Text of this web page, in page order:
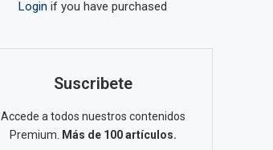
Login if you have purchased
Suscribete
Accede a todos nuestros contenidos
Premium. Más de 100 artículos.